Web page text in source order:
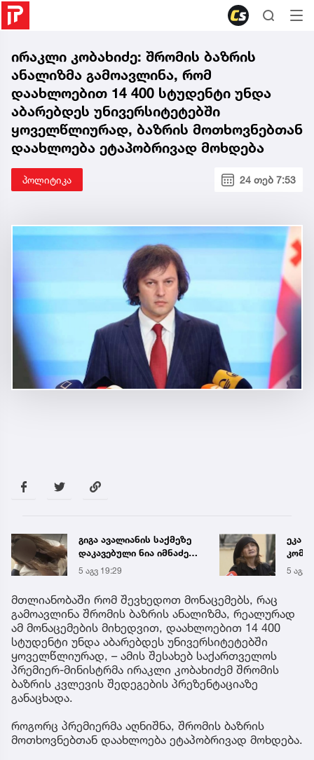
ირაკლი კობახიძე: შრომის ბაზრის
ანალიზმა გამოავლინა, რომ
დაახლოებით 14 400 სტუდენტი უნდა
აბარებდეს უნივერსიტეტებში
ყოველწლიურად, ბაზრის მოთხოვნებთან
დაახლოება ეტაპობრივად მოხდება
პოლიტიკა 24 თებ 7:53
ეკა კუპატაძის პირველი
კომენტარი ნია იმნაძის
დაკავების შემდეგ
5 აგვ 19:20 5 აგვ
მთლიანობაში რომ შევხედოთ მონაცემებს, რაც
გამოავლინა შრომის ბაზრის ანალიზმა, რეალურად
ამ მონაცემების მიხედვით, დაახლოებით 14 400
სტუდენტი უნდა აბარებდეს უნივერსიტეტებში
ყოველწლიურად, – ამის შესახებ საქართველოს
პრემიერ-მინისტრმა ირაკლი კობახიძემ შრომის
ბაზრის კვლევის შედეგების პრეზენტაციაზე
განაცხადა.
როგორც პრემიერმა აღნიშნა, შრომის ბაზრის
მოთხოვნებთან დაახლოება ეტაპობრივად მოხდება.